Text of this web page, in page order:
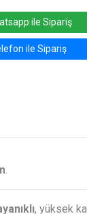
ile Sipariş
ile Sipariş
.
, yüksek